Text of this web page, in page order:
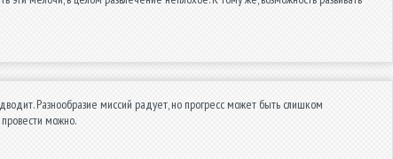
Разнообразие миссий радует, но прогресс может быть слишком
можно.